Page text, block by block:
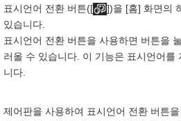
표시언어 전환 버튼([
])을 [홈] 화면의
있습니다.
표시언어 전환 버튼을 사용하면 버튼을
러올 수 있습니다. 이 기능은 표시언어를
니다.
제어판을 사용하여 표시언어 전환 버튼